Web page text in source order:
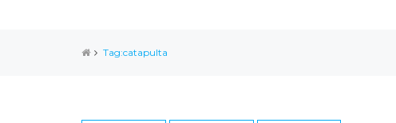
Tag:catapulta